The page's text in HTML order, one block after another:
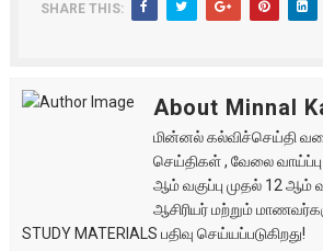
SHARE THIS:
About Minnal
மின்னல் கல்விச்செய்தி
செய்திகள் , வேலை
ஆம் வகுப்பு முதல் 12 ஆம்
ஆசிரியர் மற்றும்
STUDY MATERIALS பதிவு செய்யப்படுகிறது!